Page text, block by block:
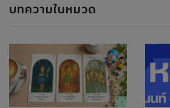
บทความในหมวด